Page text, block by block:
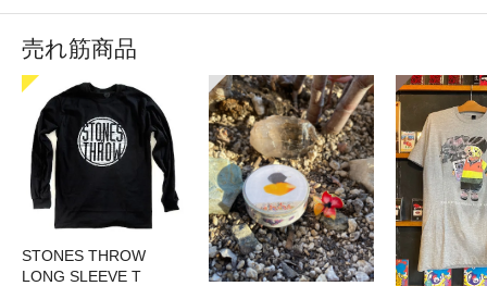
売れ筋商品
STONES THROW
LONG SLEEVE T